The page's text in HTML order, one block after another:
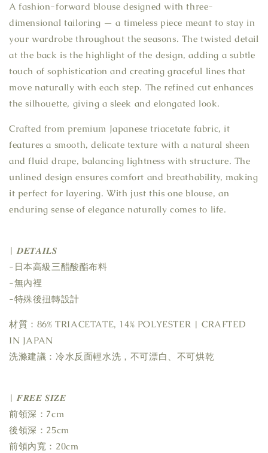
A fashion-forward blouse designed with three-
dimensional tailoring — a timeless piece meant to stay in
your wardrobe throughout the seasons. The twisted detail
at the back is the highlight of the design, adding a subtle
touch of sophistication and creating graceful lines that
move naturally with each step. The refined cut enhances
the silhouette, giving a sleek and elongated look.
Crafted from premium Japanese triacetate fabric, it
features a smooth, delicate texture with a natural sheen
and fluid drape, balancing lightness with structure. The
unlined design ensures comfort and breathability, making
it perfect for layering. With just this one blouse, an
enduring sense of elegance naturally comes to life.
| 𝑫𝑬𝑻𝑨𝑰𝑳𝑺
-日本高級三醋酸酯布料
-無內裡
-特殊後扭轉設計
材質：86% TRIACETATE, 14% POLYESTER | CRAFTED
IN JAPAN
洗滌建議：冷水反面輕水洗，不可漂白、不可烘乾
| 𝑭𝑹𝑬𝑬 𝑺𝑰𝒁𝑬
前領深：7cm
後領深：25cm
前領內寬：20cm